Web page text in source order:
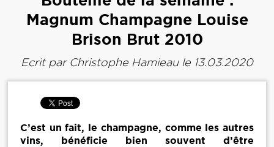
Magnum Champagne Louise
Brison Brut 2010
Ecrit par Christophe Hamieaule 13.03.2020
C’est un fait, le champagne, comme les autres
vins, bénéficie bien souvent d’être